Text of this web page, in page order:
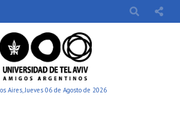
Aires, Jueves 06 de Agosto de 2026